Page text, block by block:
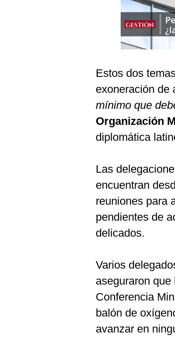
Estos dos
exoneración de
mínimo que
Organización
diplomática
Las
encuentran
reuniones para
pendientes de
delicados.
Varios
aseguraron
Conferencia
balón de
avanzar en